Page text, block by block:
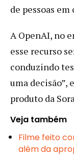
de pessoas
A OpenAI, no
esse recurso
conduzindo
uma decisão”,
produto da
Veja também
Filme feito
além da